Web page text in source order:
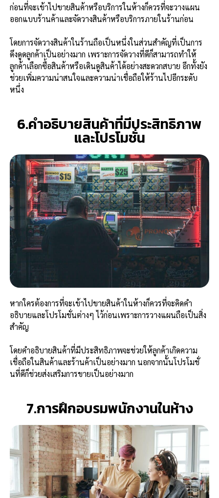
ก่อนที่จะเข้าไปขายสินค้าหรือบริการในห้างก็ควรที่จะวางแผน
ออกแบบร้านค้าและจัดวางสินค้าหรือบริการภายในร้านก่อน
โดยการจัดวางสินค้าในร้านถือเป็นหนึ่งในส่วนสำคัญที่เป็นการ
ดึงดูดลูกค้าเป็นอย่างมาก เพราะการจัดวางที่ดีก็สามารถทำให้
ลูกค้าเลือกซื้อสินค้าหรือเดินดูสินค้าได้อย่างสะดวกสบาย อีกทั้งยัง
ช่วยเพิ่มความน่าสนใจและความน่าเชื่อถือให้ร้านไปอีกระดับ
หนึ่ง
6.คำอธิบายสินค้าที่มีประสิทธิภาพ
และโปรโมชั่น
หากใครต้องการที่จะเข้าไปขายสินค้าในห้างก็ควรที่จะคิดคำ
อธิบายและโปรโมชั่นต่างๆ ไว้ก่อนเพราะการวางแผนถือเป็นสิ่ง
สำคัญ
โดยคำอธิบายสินค้าที่มีประสิทธิภาพจะช่วยให้ลูกค้าเกิดความ
เชื่อถือในสินค้าและร้านค้าเป็นอย่างมาก นอกจากนั้นโปรโมชั่
นที่ดีก็ช่วยส่งเสริมการขายเป็นอย่างมาก
7.การฝึกอบรมพนักงานในห้าง